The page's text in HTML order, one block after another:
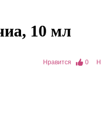
10 мл
Нравится 0